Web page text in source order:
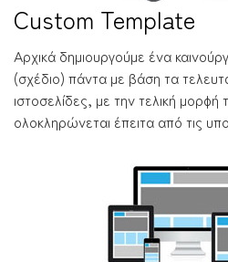
Custom Template
Αρχικά δημιουργούμε ένα
(σχέδιο) πάντα με βάση τα
ιστοσελίδες, με την τελική
ολοκληρώνεται έπειτα από τις